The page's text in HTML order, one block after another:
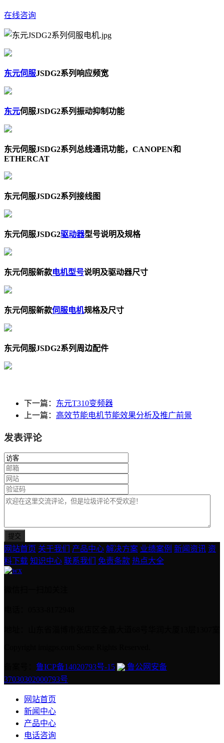
在线咨询
东元伺服JSDG2系列响应频宽
东元伺服JSDG2系列振动抑制功能
东元伺服JSDG2系列总线通讯功能，CANOPEN和
ETHERCAT
东元伺服JSDG2系列接线图
东元伺服JSDG2驱动器型号说明及规格
东元伺服新款电机型号说明及驱动器尺寸
东元伺服新款伺服电机规格及尺寸
东元伺服JSDG2系列周边配件
下一篇： 东元T310变频器
上一篇： 高效节能电机节能效果分析及推广前景
发表评论
网站首页 关于我们 产品中心 解决方案 业绩案例 新闻资讯 资
料下载 知识中心 联系我们 免责条款 热点大全
鲁ICP备14020793号-15
鲁公网安备
37030302000793号
网站首页
新闻中心
产品中心
电话咨询